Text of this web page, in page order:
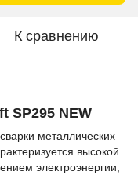
К сравнению
SP295 NEW
металлических
высокой
электроэнергии,